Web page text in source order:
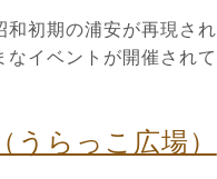
初期の浦安が再現さ
イベントが開催されて
らっこ広場）